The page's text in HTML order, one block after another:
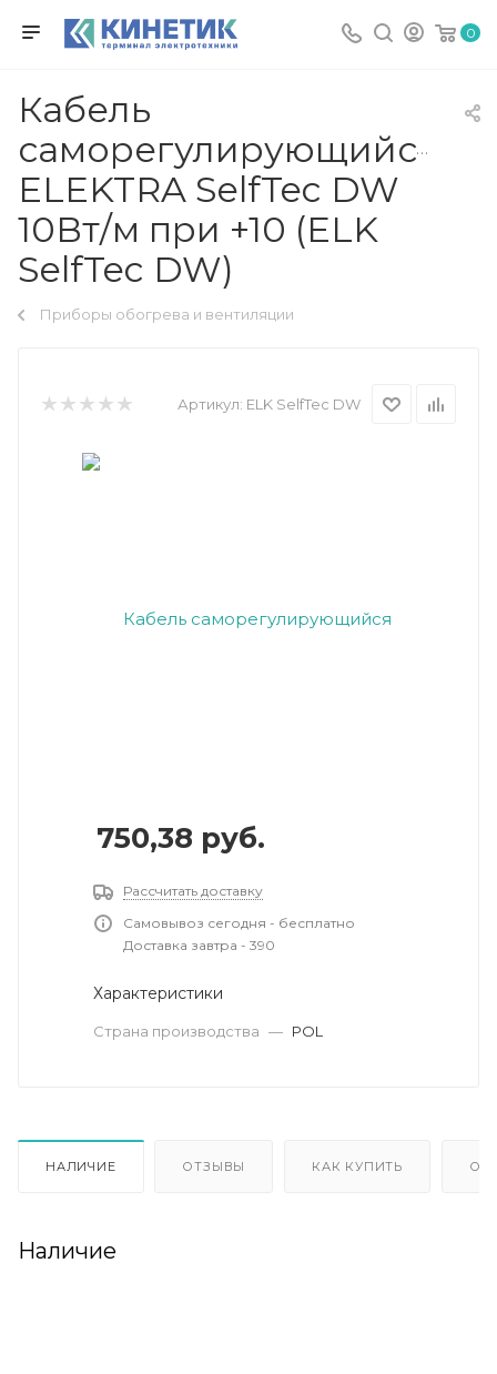
0
Кабель
саморегулирующийся
ELEKTRA SelfTec DW
10Вт/м при +10 (ELK
SelfTec DW)
Приборы обогрева и вентиляции
Артикул: ELK SelfTec DW
750,38 руб.
Рассчитать доставку
Самовывоз сегодня - бесплатно
Доставка завтра - 390
Характеристики
Страна производства — POL
НАЛИЧИЕ ОТЗЫВЫ КАК КУПИТЬ
Наличие